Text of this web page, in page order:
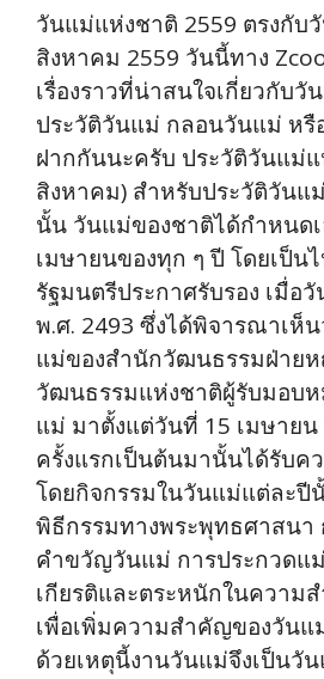
วันแม่แห่งชาติ 2559 ตรงกับ
สิงหาคม 2559 วันนี้ทาง
เรื่องราวที่น่าสนใจเกี่ยวกับวั
ประวัติวันแม่ กลอนวันแม่ หรื
ฝากกันนะครับ ประวัติวันแม่
สิงหาคม) สำหรับประวัติวัน
นั้น วันแม่ของชาติได้กำหนด
เมษายนของทุก ๆ ปี โดยเป็
รัฐมนตรีประกาศรับรอง เมื่อ
พ.ศ. 2493 ซึ่งได้พิจารณาเห็
แม่ของสำนักวัฒนธรรมฝ่าย
วัฒนธรรมแห่งชาติผู้รับมอบ
แม่ มาตั้งแต่วันที่ 15 เมษายน
ครั้งแรกเป็นต้นมานั้นได้รับค
โดยกิจกรรมในวันแม่แต่ละปี
พิธีกรรมทางพระพุทธศาสนา
คำขวัญวันแม่ การประกวดแ
เกียรติและตระหนักในความ
เพื่อเพิ่มความสำคัญของวันแ
ด้วยเหตุนี้งานวันแม่จึงเป็นวั